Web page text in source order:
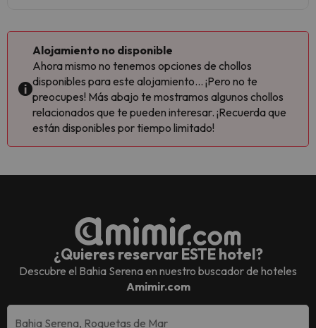
Alojamiento no disponible
Ahora mismo no tenemos opciones de chollos
disponibles para este alojamiento... ¡Pero no te
preocupes! Más abajo te mostramos algunos chollos
relacionados que te pueden interesar. ¡Recuerda que
están disponibles por tiempo limitado!
¿Quieres reservar ESTE hotel?
Descubre el Bahia Serenaen nuestro buscador de hoteles
Amimir.com